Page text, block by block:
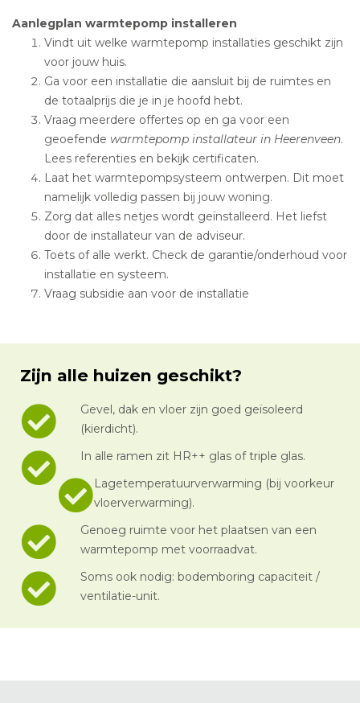
Aanlegplan warmtepomp installeren
Vindt uit welke warmtepomp installaties geschikt zijn
voor jouw huis.
Ga voor een installatie die aansluit bij de ruimtes en
de totaalprijs die je in je hoofd hebt.
Vraag meerdere offertes op en ga voor een
geoefende warmtepomp installateur in Heerenveen.
Lees referenties en bekijk certificaten.
Laat het warmtepompsysteem ontwerpen. Dit moet
namelijk volledig passen bij jouw woning.
Zorg dat alles netjes wordt geïnstalleerd. Het liefst
door de installateur van de adviseur.
Toets of alle werkt. Check de garantie/onderhoud voor
installatie en systeem.
Vraag subsidie aan voor de installatie
Zijn alle huizen geschikt?
Gevel, dak en vloer zijn goed geïsoleerd
(kierdicht).
In alle ramen zit HR++ glas of triple glas.
Lagetemperatuurverwarming (bij voorkeur
vloerverwarming).
Genoeg ruimte voor het plaatsen van een
warmtepomp met voorraadvat.
Soms ook nodig: bodemboring capaciteit /
ventilatie-unit.